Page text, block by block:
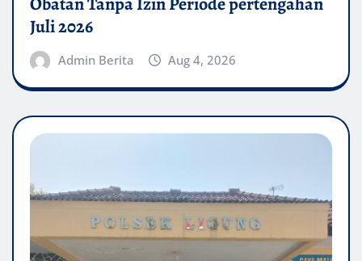
Juli 2026
Admin Berita Aug 4, 2026